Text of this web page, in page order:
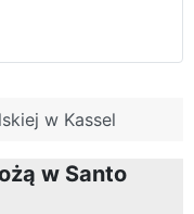
w Kassel
w Santo